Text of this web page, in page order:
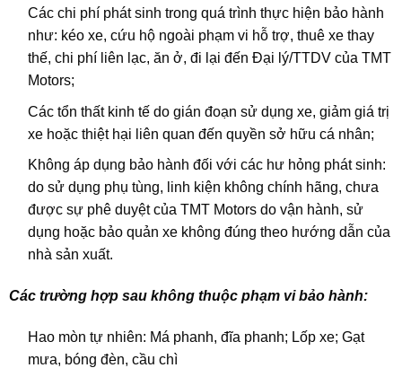
Các chi phí phát sinh trong quá trình thực hiện bảo hành
như: kéo xe, cứu hộ ngoài phạm vi hỗ trợ, thuê xe thay
thế, chi phí liên lạc, ăn ở, đi lại đến Đại lý/TTDV của TMT
Motors;
Các tổn thất kinh tế do gián đoạn sử dụng xe, giảm giá trị
xe hoặc thiệt hại liên quan đến quyền sở hữu cá nhân;
Không áp dụng bảo hành đối với các hư hỏng phát sinh:
do sử dụng phụ tùng, linh kiện không chính hãng, chưa
được sự phê duyệt của TMT Motors do vận hành, sử
dụng hoặc bảo quản xe không đúng theo hướng dẫn của
nhà sản xuất.
Các trường hợp sau không thuộc phạm vi bảo hành:
Hao mòn tự nhiên: Má phanh, đĩa phanh; Lốp xe; Gạt
mưa, bóng đèn, cầu chì